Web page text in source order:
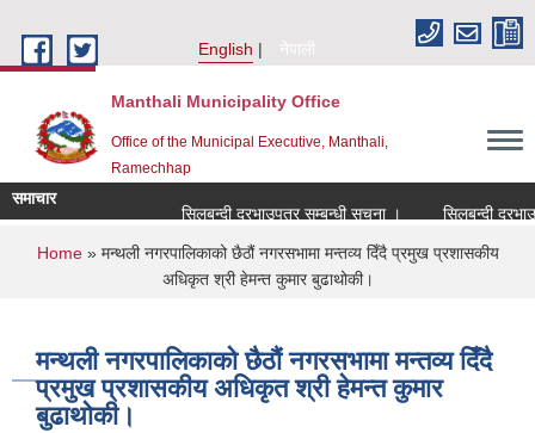
English
नेपाली
Manthali Municipality Office
Office of the Municipal Executive, Manthali,
Ramechhap
समाचार
सिलबन्दी दरभाउपत्र सम्बन्धी सूचना ।
सिलबन्दी
You are here
Home» मन्थली नगरपालिकाको छैठौं नगरसभामा मन्तव्य दिँदै प्रमुख प्रशासकीय
अधिकृत श्री हेमन्त कुमार बुढाथोकी।
मन्थली नगरपालिकाको छैठौं नगरसभामा मन्तव्य दिँदै
प्रमुख प्रशासकीय अधिकृत श्री हेमन्त कुमार
बुढाथोकी।